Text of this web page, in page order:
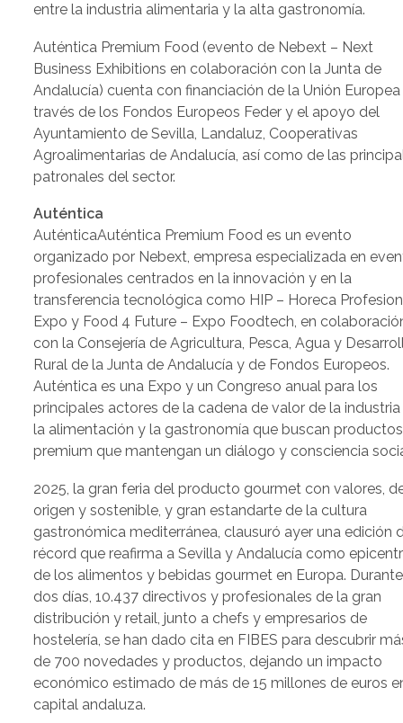
entre la industria alimentaria y la alta gastronomía.
Auténtica Premium Food (evento de Nebext – Next
Business Exhibitions en colaboración con la Junta de
Andalucía) cuenta con financiación de la Unión Europea
través de los Fondos Europeos Feder y el apoyo del
Ayuntamiento de Sevilla, Landaluz, Cooperativas
Agroalimentarias de Andalucía, así como de las
patronales del sector.
Auténtica
AuténticaAuténtica Premium Food es un evento
organizado por Nebext, empresa especializada en
profesionales centrados en la innovación y en la
transferencia tecnológica como HIP – Horeca
Expo y Food 4 Future – Expo Foodtech, en
con la Consejería de Agricultura, Pesca, Agua y
Rural de la Junta de Andalucía y de Fondos Europeos.
Auténtica es una Expo y un Congreso anual para los
principales actores de la cadena de valor de la
la alimentación y la gastronomía que buscan productos
premium que mantengan un diálogo y consciencia
2025, la gran feria del producto gourmet con valores,
origen y sostenible, y gran estandarte de la cultura
gastronómica mediterránea, clausuró ayer una edición
récord que reafirma a Sevilla y Andalucía como
de los alimentos y bebidas gourmet en Europa. Durante
dos días, 10.437 directivos y profesionales de la gran
distribución y retail, junto a chefs y empresarios de
hostelería, se han dado cita en FIBES para descubrir
de 700 novedades y productos, dejando un impacto
económico estimado de más de 15 millones de euros
capital andaluza.